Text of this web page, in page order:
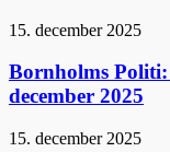
15. december 2025
Bornholms
december 2025
15. december 2025